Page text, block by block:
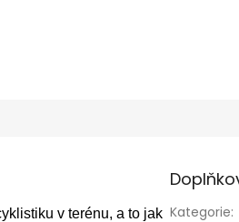
v terénu, a to jak Kategorie: